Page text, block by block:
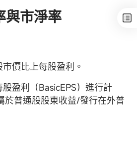
與市淨率
價比上每股盈利。
盈利（BasicEPS）進行計
於普通股股東收益/發行在外普